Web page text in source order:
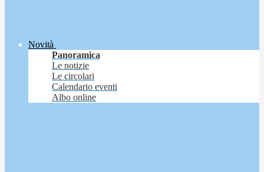
Novità
Panoramica
Le notizie
Le circolari
Calendario eventi
Albo online